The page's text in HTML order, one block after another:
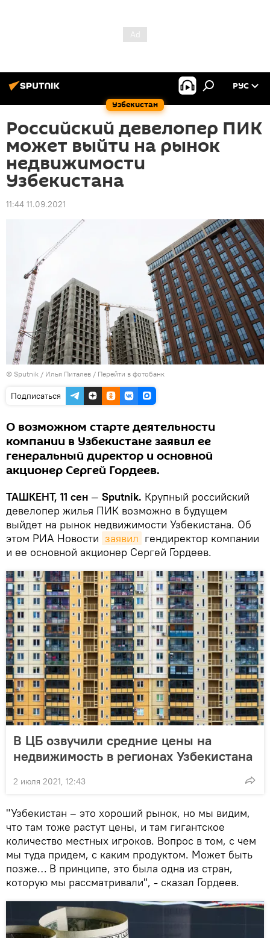
Узбекистан
РУС
Российский девелопер ПИК
может выйти на рынок
недвижимости
Узбекистана
11:44 11.09.2021
© Sputnik / Илья Питалев / Перейти в фотобанк
Подписаться
О возможном старте деятельности
компании в Узбекистане заявил ее
генеральный директор и основной
акционер Сергей Гордеев.
ТАШКЕНТ, 11 сен — Sputnik. Крупный российский
девелопер жилья ПИК возможно в будущем
выйдет на рынок недвижимости Узбекистана. Об
этом РИА Новости заявил гендиректор компании
и ее основной акционер Сергей Гордеев.
В ЦБ озвучили средние цены на
недвижимость в регионах Узбекистана
2 июля 2021, 12:43
"Узбекистан – это хороший рынок, но мы видим,
что там тоже растут цены, и там гигантское
количество местных игроков. Вопрос в том, с чем
мы туда придем, с каким продуктом. Может быть
позже… В принципе, это была одна из стран,
которую мы рассматривали", - сказал Гордеев.